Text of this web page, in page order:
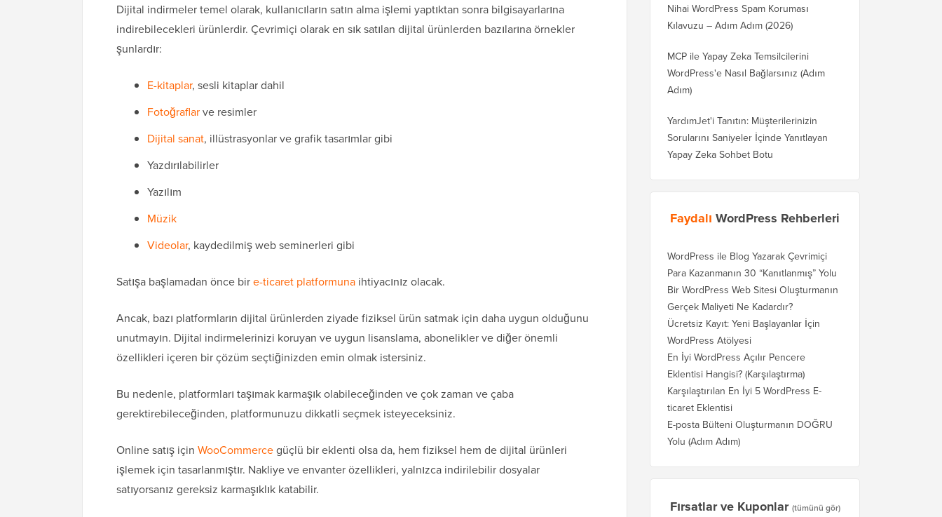
Dijital indirmeler temel olarak, kullanıcıların satın alma işlemi yaptıktan sonra bilgisayarlarına
indirebilecekleri ürünlerdir. Çevrimiçi olarak en sık satılan dijital ürünlerden bazılarına örnekler
şunlardır:
E-kitaplar, sesli kitaplar dahil
Fotoğraflarve resimler
Dijital sanat, illüstrasyonlar ve grafik tasarımlar gibi
Yazdırılabilirler
Yazılım
Müzik
Videolar, kaydedilmiş web seminerleri gibi
Satışa başlamadan önce bire-ticaret platformuna ihtiyacınız olacak.
Ancak, bazı platformların dijital ürünlerden ziyade fiziksel ürün satmak için daha uygun olduğunu
unutmayın. Dijital indirmelerinizi koruyan ve uygun lisanslama, abonelikler ve diğer önemli
özellikleri içeren bir çözüm seçtiğinizden emin olmak istersiniz.
Bu nedenle, platformları taşımak karmaşık olabileceğinden ve çok zaman ve çaba
gerektirebileceğinden, platformunuzu dikkatli seçmek isteyeceksiniz.
Online satış için WooCommercegüçlü bir eklenti olsa da, hem fiziksel hem de dijital ürünleri
işlemek için tasarlanmıştır. Nakliye ve envanter özellikleri, yalnızca indirilebilir dosyalar
satıyorsanız gereksiz karmaşıklık katabilir.
Nihai WordPress Spam Koruması
Kılavuzu – Adım Adım (2026)
MCP ile Yapay Zeka Temsilcilerini
WordPress'e Nasıl Bağlarsınız (Adım
Adım)
YardımJet'i Tanıtın: Müşterilerinizin
Sorularını Saniyeler İçinde Yanıtlayan
Yapay Zeka Sohbet Botu
Faydalı WordPress Rehberleri
WordPress ile Blog Yazarak Çevrimiçi
Para Kazanmanın 30 “Kanıtlanmış” Yolu
Bir WordPress Web Sitesi Oluşturmanın
Gerçek Maliyeti Ne Kadardır?
Ücretsiz Kayıt: Yeni Başlayanlar İçin
WordPress Atölyesi
En İyi WordPress Açılır Pencere
Eklentisi Hangisi? (Karşılaştırma)
Karşılaştırılan En İyi 5 WordPress E-
ticaret Eklentisi
E-posta Bülteni Oluşturmanın DOĞRU
Yolu (Adım Adım)
Fırsatlar ve Kuponlar (tümünü gör)